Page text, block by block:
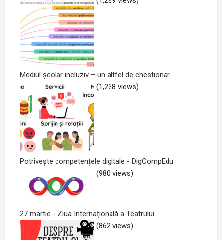
Mediul școlar incluziv – un altfel de chestionar
(1,238 views)
Potrivește competențele digitale - DigCompEdu
(980 views)
27 martie - Ziua Internațională a Teatrului
(862 views)